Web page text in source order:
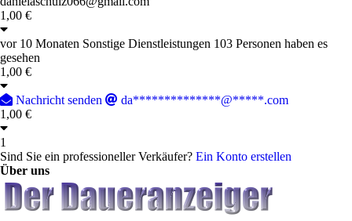
1,00 €
vor 10 Monaten Sonstige Dienstleistungen 103 Personen haben es
gesehen
1,00 €
Nachricht senden
da**************@*****.com
1,00 €
1
Sind Sie ein professioneller Verkäufer? Ein Konto erstellen
Über uns